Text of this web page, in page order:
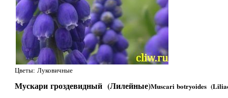
Цветы: Луковичные
Мускари гроздевидный (Лилейные)Muscari botryoides